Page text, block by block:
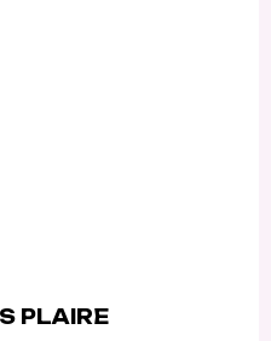
PLAIRE